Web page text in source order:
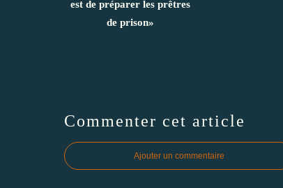
est de préparer les prêtres
de prison»
Commenter cet article
Ajouter un commentaire